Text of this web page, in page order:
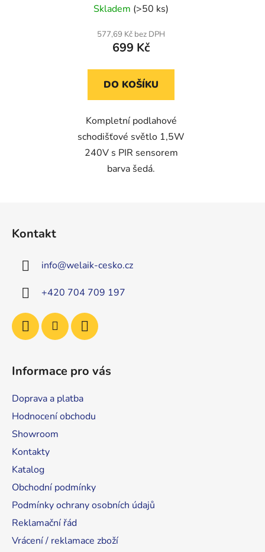
Skladem (>50 ks)
577,69 Kč bez DPH
699 Kč
DO KOŠÍKU
Kompletní podlahové
schodišťové světlo 1,5W
240V s PIR sensorem
barva šedá.
Kontakt
info@welaik-cesko.cz
+420 704 709 197
Informace pro vás
Doprava a platba
Hodnocení obchodu
Showroom
Kontakty
Katalog
Obchodní podmínky
Podmínky ochrany osobních údajů
Reklamační řád
Vrácení / reklamace zboží